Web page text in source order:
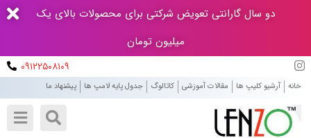
دو سال گارانتی تعویض شرکتی برای محصولات بالای یک
میلیون تومان
۰۹۱۲۲۵۰۸۱۰۹
خانه آرشیو کلیپ ها مقالات آموزشی کاتالوگ جدول پایه لامپ ها پیشنهاد ما